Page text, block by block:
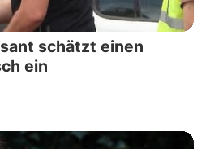
schätzt einen
ein